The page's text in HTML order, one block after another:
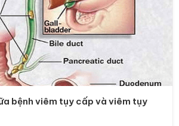
bệnh viêm tụy cấp và viêm tụy